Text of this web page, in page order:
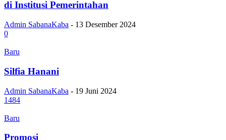
di Institusi Pemerintahan
Admin SabanaKaba - 13 Desember 2024
0
Baru
Silfia Hanani
Admin SabanaKaba - 19 Juni 2024
1484
Baru
Promosi